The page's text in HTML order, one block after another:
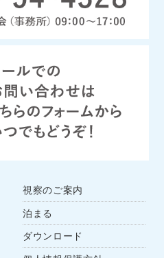
視察のご案内
泊まる
ダウンロード